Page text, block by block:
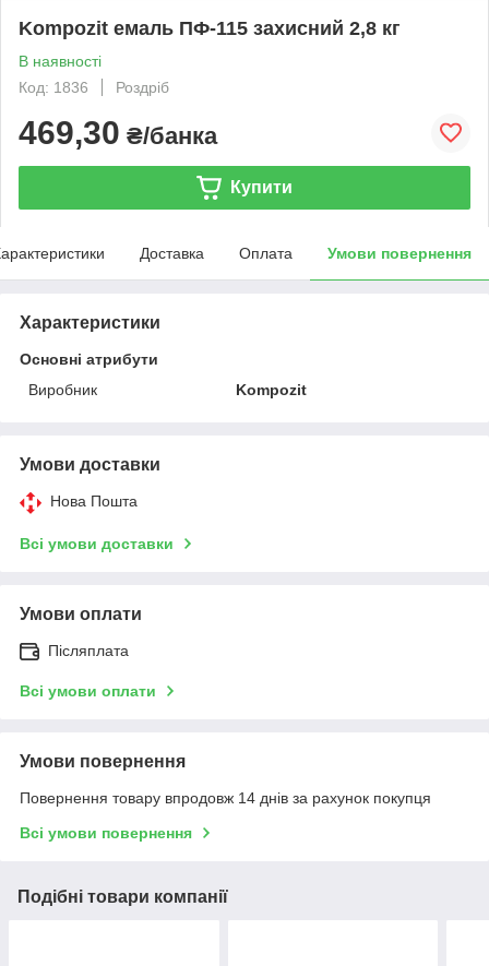
Kompozit емаль ПФ-115 захисний 2,8 кг
В наявності
Код: 1836
Роздріб
469,30 ₴/банка
Купити
Доставка Оплата Умови повернення
Характеристики
Основні атрибути
Виробник
Kompozit
Умови доставки
Нова Пошта
Всі умови доставки
Умови оплати
Післяплата
Всі умови оплати
Умови повернення
Повернення товару впродовж 14 днів за рахунок покупця
Всі умови повернення
Подібні товари компанії